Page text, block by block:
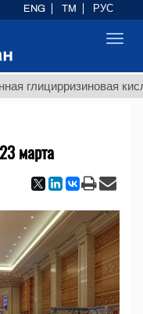
кислота
марта
ENG TM РУС